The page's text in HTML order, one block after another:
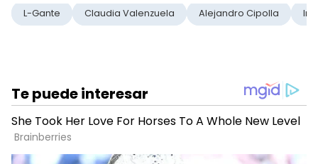
L-Gante Claudia Valenzuela Alejandro Cipolla